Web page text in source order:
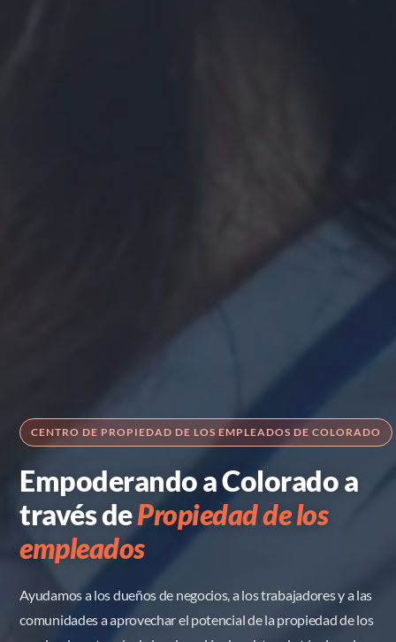
CENTRO DE PROPIEDAD DE LOS EMPLEADOS DE COLORADO
Empoderando a Colorado a
través de Propiedad de los
empleados
Ayudamos a los dueños de negocios, a los trabajadores y a las
comunidades a aprovechar el potencial de la propiedad de los